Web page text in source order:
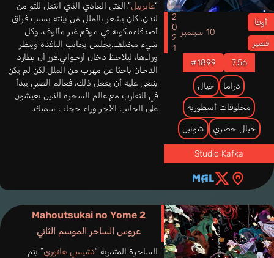
أوفا
قصير
10 سبتمبر 2021
7.56
#1899
دراما خيال
مخلوقات أسطورية
خيال حضري شونين
Studio Kafka
“غابرييل”.الفتى العادي الذي انتقل للتو من
لندن، كان يشعر بالملل من بيئته بسبب فراق
أصدقاءه.كونه في موقع غير مألوف، وكل
شيء مختلف.يجلس بجانب النافذة وينظر
وراءها، ليلاحظ دخان أرجواني.قرر أن يطارد
الدخان باحثا عن مهرب من الملل.لكن لم يكن
ينبغي عليه أن يفعل ذلك، فعالم الصبي يبدأ
في التقارب مع عالم السحرة الذين يعيشون
على الجانب الآخر وراء حجاب سميك.
Mahoutsukai no Yome 2
عروس الساحر الموسم الثاني
الساحرة المتدربة “تشيسي هاتوري” يتم